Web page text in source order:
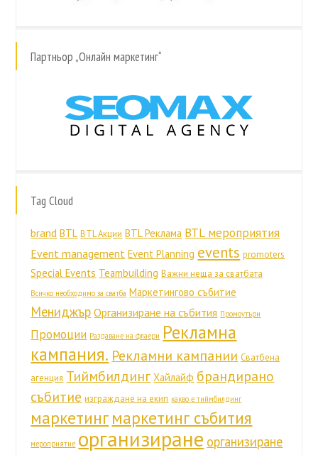
Партньор „Онлайн маркетинг“
Tag Cloud
brand BTL BTL Акции BTL Реклама BTL мероприятия
Event management Event Planning events promoters
Special Events Teambuilding Важни неща за сватбата
Всичко необходимо за сватба Маркетингово събитие
Мениджър Организиране на събития Промоутъри
Промоции Раздаване на флаери Рекламна
кампания. Рекламни кампании Сватбена
агенция Тиймбилдинг Хайлайф брандирано
събитие изграждане на екип какво е тиймбилдинг
маркетинг маркетинг събития
мероприятие организиране организиране